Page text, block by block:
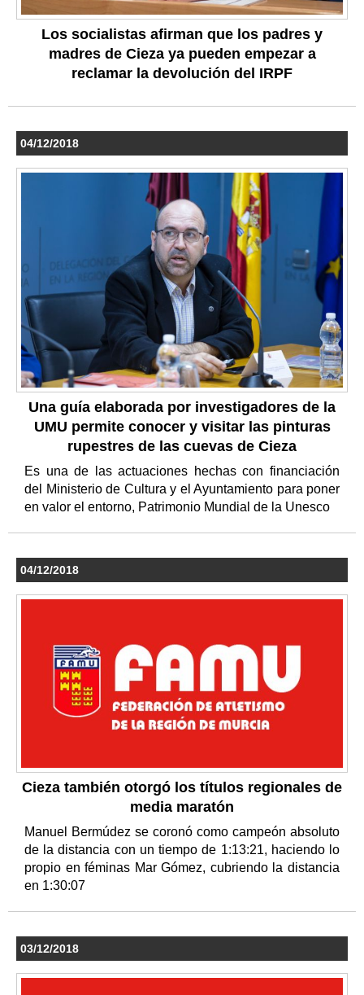
Los socialistas afirman que los padres y
madres de Cieza ya pueden empezar a
reclamar la devolución del IRPF
04/12/2018
Una guía elaborada por investigadores de la
UMU permite conocer y visitar las pinturas
rupestres de las cuevas de Cieza
Es una de las actuaciones hechas con financiación
del Ministerio de Cultura y el Ayuntamiento para poner
en valor el entorno, Patrimonio Mundial de la Unesco
04/12/2018
Cieza también otorgó los títulos regionales de
media maratón
Manuel Bermúdez se coronó como campeón absoluto
de la distancia con un tiempo de 1:13:21, haciendo lo
propio en féminas Mar Gómez, cubriendo la distancia
en 1:30:07
03/12/2018